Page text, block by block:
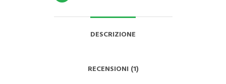
DESCRIZIONE
RECENSIONI (1)